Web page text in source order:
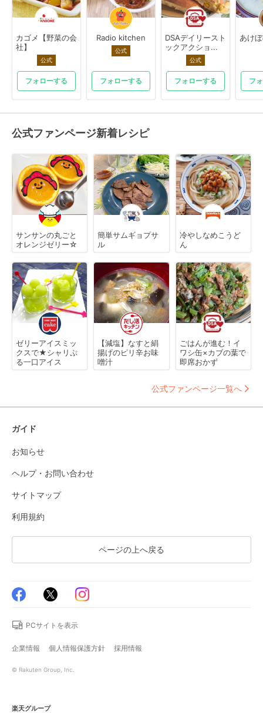
カゴメ【野菜の会
社】
公式
フォローする
Radio kitchen
公式
フォローする
DSAデイリースト
ックアクショ...
公式
フォローする
あけ
フ
公式ファンページ新着レシピ
サンサンの丸ごと
オレンジゼリー☆
簡単サムギョプサ
ル
冷やしなめこうど
ん
ゼリーアイスミッ
クスで★シャリぷ
る一口アイス
【減塩】なすと絹
揚げのピリ辛お味
噌汁
ごはんが進む！イ
ワシ缶×カブの葉で
即席おかず
公式ファンページ一覧へ
ガイド
お知らせ
ヘルプ・お問い合わせ
サイトマップ
利用規約
ページの上へ戻る
PCサイトを表示
企業情報 個人情報保護方針 採用情報
© Rakuten Group, Inc.
楽天グループ